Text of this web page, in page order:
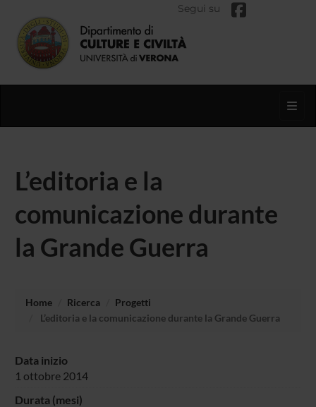
Segui su
L’editoria e la
comunicazione durante
la Grande Guerra
Home Ricerca
Progetti
L’editoria e la comunicazione durante la Grande Guerra
Data inizio
1 ottobre 2014
Durata (mesi)